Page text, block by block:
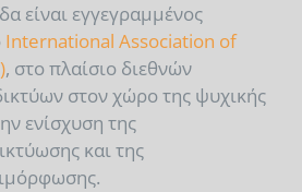
είναι εγγεγραμμένος
International Association of
, στο πλαίσιο διεθνών
στον χώρο της ψυχικής
ενίσχυση της
και της